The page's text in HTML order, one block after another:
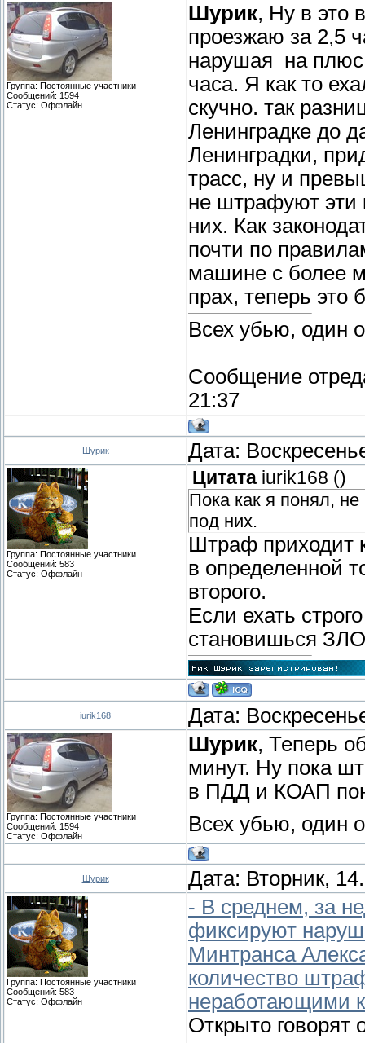
Группа: Постоянные участники
Сообщений: 1594
Статус: Оффлайн
Шурик, Ну в это
проезжаю за 2,5
нарушая на плюс
часа. Я как то
скучно. так
Ленинградке до
Ленинградки,
трасс, ну и
не штрафуют эти
них. Как
почти по
машине с более
прах, теперь это
Всех убью, один
Сообщение
21:37
Шурик Дата:
Группа: Постоянные участники
Сообщений: 583
Статус: Оффлайн
Цитата iurik168 ()
Пока как я понял,
под них.
Штраф приходит
в определенной
второго.
Если ехать
становишься
iurik168 Дата:
Группа: Постоянные участники
Сообщений: 1594
Статус: Оффлайн
Шурик, Теперь
минут. Ну пока
в ПДД и КОАП
Всех убью, один
Шурик Дата: Вторник,
Группа: Постоянные участники
Сообщений: 583
Статус: Оффлайн
- В среднем, за
фиксируют
Минтранса
количество
неработающими
Открыто